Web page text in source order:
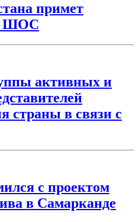
примет
ШОС
активных и
страны в связи с
с проектом
в Самарканде